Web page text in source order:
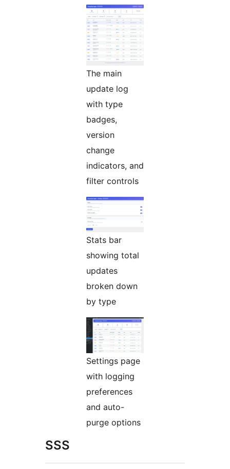
The main
update log
with type
badges,
version
change
indicators, and
filter controls
Stats bar
showing total
updates
broken down
by type
Settings page
with logging
preferences
and auto-
purge options
SSS